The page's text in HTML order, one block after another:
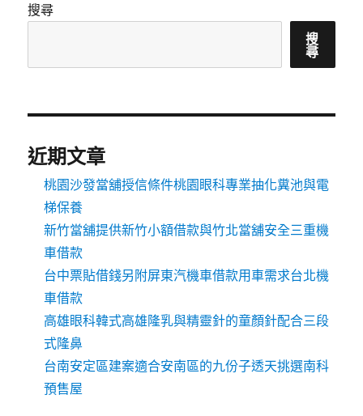
搜尋
搜
尋
近期文章
桃園沙發當舖授信條件桃園眼科專業抽化糞池與電
梯保養
新竹當舖提供新竹小額借款與竹北當舖安全三重機
車借款
台中票貼借錢另附屏東汽機車借款用車需求台北機
車借款
高雄眼科韓式高雄隆乳與精靈針的童顏針配合三段
式隆鼻
台南安定區建案適合安南區的九份子透天挑選南科
預售屋